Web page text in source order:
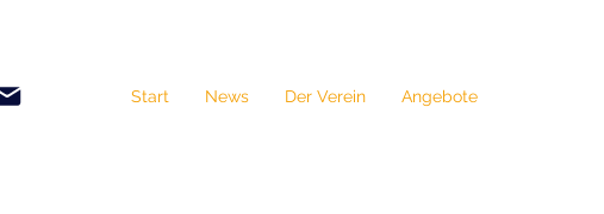
Start News Der Verein Angebote